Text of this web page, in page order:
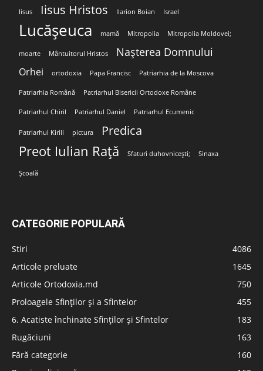
Iisus Iisus Hristos Ilarion Boian Israel
Lucășeuca mamă Mitropolia Mitropolia Moldovei;
moarte Mântuitorul Hristos Nașterea Domnului
Orhei ortodoxia Papa Francisc Patriarhia de la Moscova
Patriarhia Română Patriarhul Bisericii Ortodoxe Române
Patriarhul Chiril Patriarhul Daniel Patriarhul Ecumenic
Patriarhul Kirill pictura Predica
Preot Iulian Rață Sfaturi duhovnicești; Sinaxa
Școală
CATEGORIE POPULARĂ
Stiri
4086
Articole preluate
1645
Articole Ortodoxia.md
750
Proloagele Sfinților și a Sfintelor
455
6. Acatiste închinate Sfinților și Sfintelor
183
Rugăciuni
163
Fără categorie
160